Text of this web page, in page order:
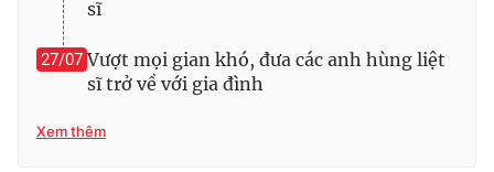
sĩ
27/07 Vượt mọi gian khó, đưa các anh hùng liệt
sĩ trở về với gia đình
Xem thêm